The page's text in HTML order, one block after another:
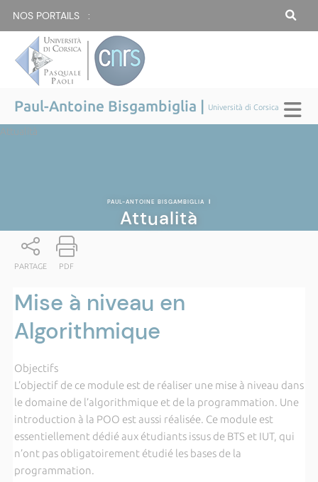
NOS PORTAILS :
Paul-Antoine Bisgambiglia | Università di Corsica
Attualità
PAUL-ANTOINE BISGAMBIGLIA |
Attualità
PARTAGE PDF
Mise à niveau en
Algorithmique
Objectifs
L’objectif de ce module est de réaliser une mise à niveau dans
le domaine de l’algorithmique et de la programmation. Une
introduction à la POO est aussi réalisée. Ce module est
essentiellement dédié aux étudiants issus de BTS et IUT, qui
n’ont pas obligatoirement étudié les bases de la
programmation.